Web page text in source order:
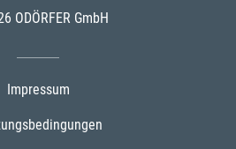
ODÖRFER GmbH
Impressum